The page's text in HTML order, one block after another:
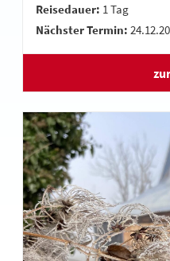
Reisedauer: 1 Tag
Nächster Termin: